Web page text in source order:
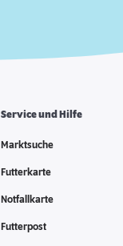
Service und Hilfe
Marktsuche
Futterkarte
Notfallkarte
Futterpost